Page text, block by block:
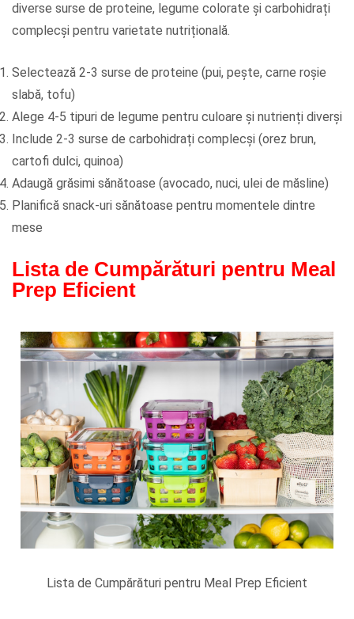
diverse surse de proteine, legume colorate și carbohidrați
complecși pentru varietate nutrițională.
Selectează 2-3 surse de proteine (pui, pește, carne roșie
slabă, tofu)
Alege 4-5 tipuri de legume pentru culoare și nutrienți diverși
Include 2-3 surse de carbohidrați complecși (orez brun,
cartofi dulci, quinoa)
Adaugă grăsimi sănătoase (avocado, nuci, ulei de măsline)
Planifică snack-uri sănătoase pentru momentele dintre
mese
Lista de Cumpărături pentru Meal
Prep Eficient
Lista de Cumpărături pentru Meal Prep Eficient